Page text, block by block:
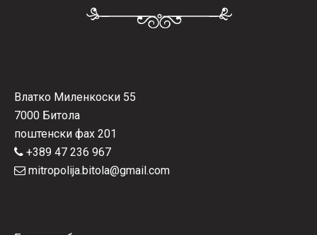
Влатко Миленкоски 55
7000 Битола
поштенски фах 201
+389 47 236 967
mitropolija.bitola@gmail.com